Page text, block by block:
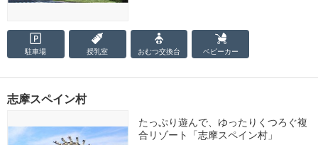
駐車場 授乳室 おむつ交換台 ベビーカー
志摩スペイン村
たっぷり遊んで、ゆったりくつろぐ複
合リゾート「志摩スペイン村」